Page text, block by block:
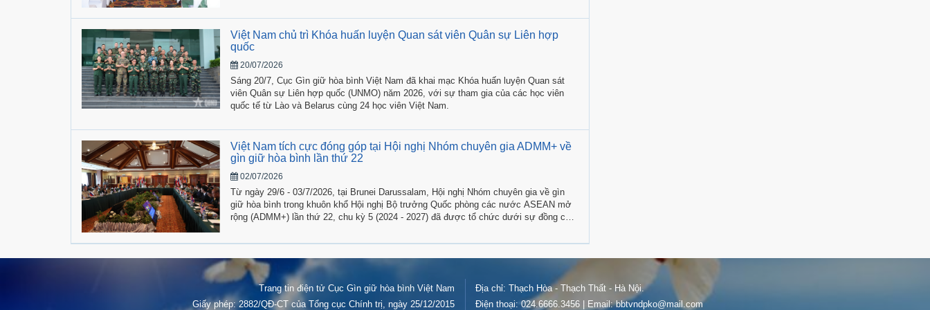
Việt Nam chủ trì Khóa huấn luyện Quan sát viên Quân sự Liên hợp
quốc
20/07/2026
Sáng 20/7, Cục Gìn giữ hòa bình Việt Nam đã khai mạc Khóa huấn luyện Quan sát
viên Quân sự Liên hợp quốc (UNMO) năm 2026, với sự tham gia của các học viên
quốc tế từ Lào và Belarus cùng 24 học viên Việt Nam.
Việt Nam tích cực đóng góp tại Hội nghị Nhóm chuyên gia ADMM+ về
gìn giữ hòa bình lần thứ 22
02/07/2026
Từ ngày 29/6 - 03/7/2026, tại Brunei Darussalam, Hội nghị Nhóm chuyên gia về gìn
giữ hòa bình trong khuôn khổ Hội nghị Bộ trưởng Quốc phòng các nước ASEAN mở
rộng (ADMM+) lần thứ 22, chu kỳ 5 (2024 - 2027) đã được tổ chức dưới sự đồng chủ
Trang tin điện tử Cục Gìn giữ hòa bình Việt Nam
Giấy phép: 2882/QĐ-CT của Tổng cục Chính trị, ngày 25/12/2015
Địa chỉ: Thạch Hòa - Thạch Thất - Hà Nội.
Điện thoại: 024.6666.3456 | Email: bbtvndpko@mail.com